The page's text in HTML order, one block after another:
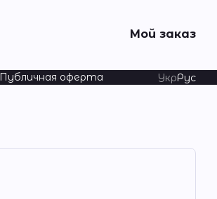
Мой заказ
Публичная оферта
УкрРус